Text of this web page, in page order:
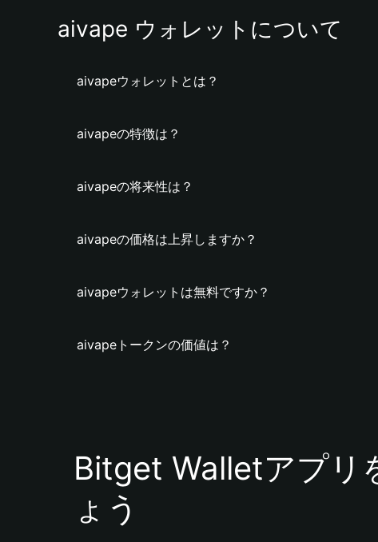
aivape ウォレットについて
aivapeウォレットとは？
aivapeの特徴は？
aivapeの将来性は？
aivapeの価格は上昇しますか？
aivapeウォレットは無料ですか？
aivapeトークンの価値は？
Bitget Walletアプリ
ょう